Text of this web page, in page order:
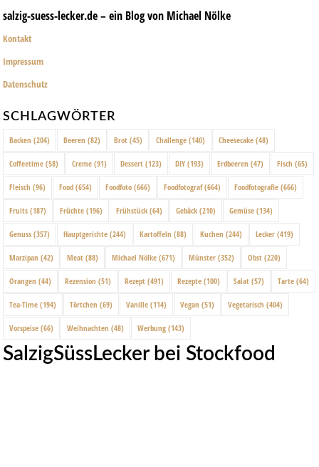
salzig-suess-lecker.de – ein Blog von Michael Nölke
Kontakt
Impressum
Datenschutz
SCHLAGWÖRTER
Backen (204) Beeren (82) Brot (45) Challenge (140) Cheesecake (48)
Coffeetime (58) Creme (91) Dessert (123) DIY (193) Erdbeeren (47) Fisch (65)
Fleisch (96) Food (654) Foodfoto (666) Foodfotograf(664) Foodfotografie (666)
Fruits (187) Früchte (196) Frühstück (64) Gebäck (210) Gemüse (134)
Genuss (357) Hauptgerichte (244) Kartoffeln (88) Kuchen (244) Lecker (419)
Marzipan (42) Meat (88) Michael Nölke (671) Münster (352) Obst (220)
Orangen (44) Rezension (51) Rezept (491) Rezepte (100) Salat (57) Tarte (64)
Tea-Time (194) Törtchen (69) Vanille (114) Vegan (51) Vegetarisch (404)
Vorspeise (66) Weihnachten (48) Werbung (143)
SalzigSüssLecker bei Stockfood